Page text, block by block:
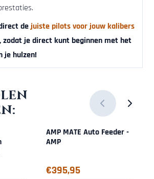
dejuiste pilots voor jouw kalibers
je direct kunt beginnen met het
je hulzen!
AMP MATE Auto Feeder -
AMP
Prijs: 395,95
€395,95